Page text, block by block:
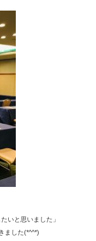
いと思いました」
ました(*^^*)